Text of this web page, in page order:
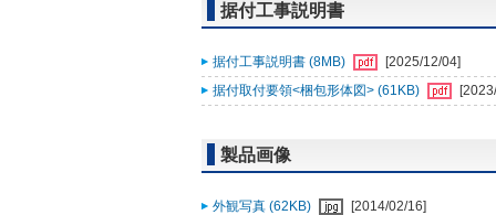
据付工事説明書
据付工事説明書 (8MB)
[2025/12/04]
据付取付要領<梱包形体図> (61KB)
製品画像
外観写真 (62KB) [2014/02/16]